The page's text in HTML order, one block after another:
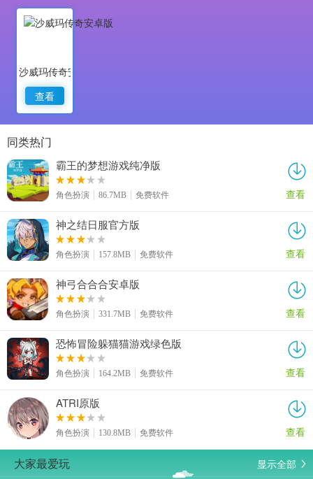
沙威玛传奇安卓版
查看
同类热门
霸王的梦想游戏纯净版
角色扮演 86.7MB 免费软件 查看
神之结日服官方版
角色扮演 157.8MB 免费软件 查看
神弓合合合安卓版
角色扮演 331.7MB 免费软件 查看
恐怖冒险躲猫猫游戏绿色版
角色扮演 164.2MB 免费软件 查看
ATRI原版
角色扮演 130.8MB 免费软件 查看
大家最爱玩 显示全部